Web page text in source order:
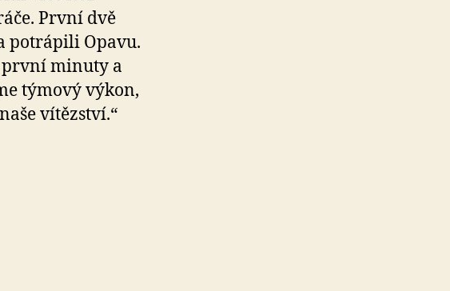
První dvě
potrápili Opavu.
první minuty a
týmový výkon,
vítězství.“